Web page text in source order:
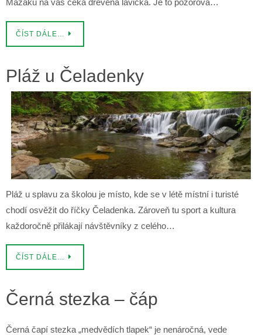
Mazáku na vás čeká dřevěná lavička. Je to pozorova…
ČÍST DÁLE…
Pláž u Čeladenky
Pláž u splavu za školou je místo, kde se v létě místní i turisté
chodí osvěžit do říčky Čeladenka. Zároveň tu sport a kultura
každoročně přilákají návštěvníky z celého…
ČÍST DÁLE…
Černá stezka – čáp
Černá čapí stezka „medvědích tlapek“ je nenáročná, vede